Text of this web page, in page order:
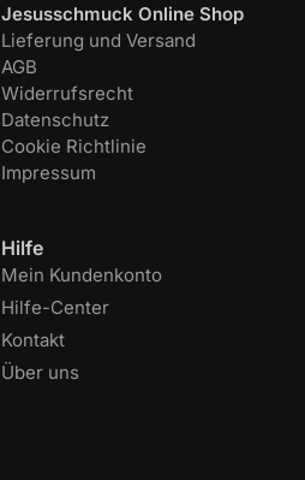
Jesusschmuck Online Shop
Lieferung und Versand
AGB
Widerrufsrecht
Datenschutz
Cookie Richtlinie
Impressum
Hilfe
Mein Kundenkonto
Hilfe-Center
Kontakt
Über uns